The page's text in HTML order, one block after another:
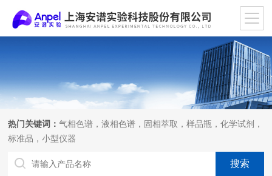
热门关键词：气相色谱，液相色谱，固相萃取，样品瓶，化学试剂，
标准品，小型仪器